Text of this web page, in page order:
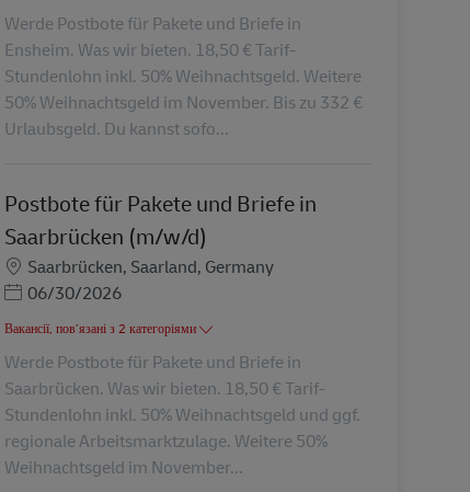
Werde Postbote für Pakete und Briefe in
Ensheim. Was wir bieten. 18,50 € Tarif-
Stundenlohn inkl. 50% Weihnachtsgeld. Weitere
50% Weihnachtsgeld im November. Bis zu 332 €
Urlaubsgeld. Du kannst sofo...
Postbote für Pakete und Briefe in
Saarbrücken (m/w/d)
Місцезнаходження
Saarbrücken, Saarland, Germany
Posted Date
06/30/2026
Вакансії, пов’язані з 2 категоріями
Werde Postbote für Pakete und Briefe in
Saarbrücken. Was wir bieten. 18,50 € Tarif-
Stundenlohn inkl. 50% Weihnachtsgeld und ggf.
regionale Arbeitsmarktzulage. Weitere 50%
Weihnachtsgeld im November...